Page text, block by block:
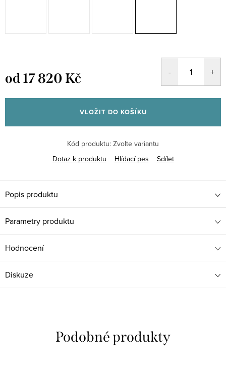
od17 820 Kč
cena:
VLOŽIT DO KOŠÍKU
Kód produktu: Zvolte variantu
Dotaz k produktu
Hlídací pes Sdílet
Popis produktu
Parametry produktu
Hodnocení
Diskuze